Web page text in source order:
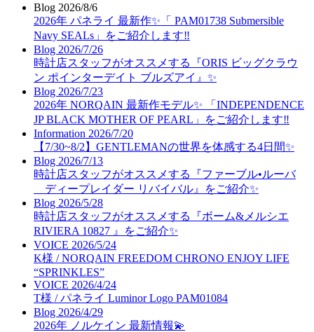
Blog 2026/8/6
2026年 パネライ 最新作✨「 PAM01738 Submersible
Navy SEALs」をご紹介します‼️
Blog 2026/7/26
時計店スタッフがオススメする『ORIS ビッグクラウ
ン ポインターデイト ブルズアイ』✨
Blog 2026/7/23
2026年 NORQAIN 最新作モデル✨ 「INDEPENDENCE
JP BLACK MOTHER OF PEARL」をご紹介します‼️
Information 2026/7/20
【7/30~8/2】GENTLEMANの世界を体感する4日間✨
Blog 2026/7/13
時計店スタッフがオススメする『ファーブル•ルーバ
ディープレイダー リバイバル』をご紹介✨
Blog 2026/5/28
時計店スタッフがオススメする『ボーム&メルシエ
RIVIERA 10827 』をご紹介✨
VOICE 2026/5/24
K様 / NORQAIN FREEDOM CHRONO ENJOY LIFE
“SPRINKLES”
VOICE 2026/4/24
T様 / パネライ Luminor Logo PAM01084
Blog 2026/4/29
2026年 ノルケイン 最新情報💫